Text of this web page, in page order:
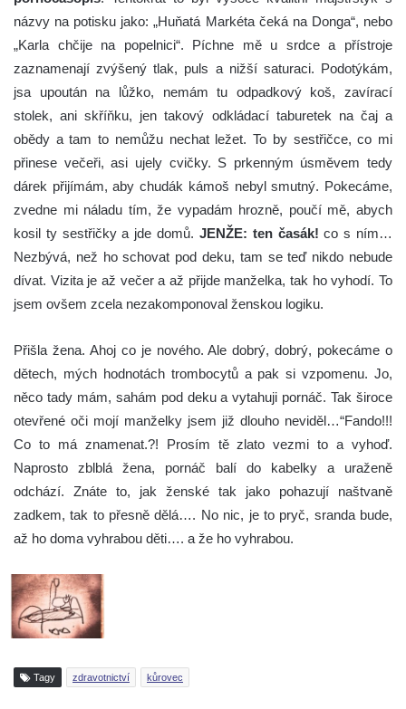
názvy na potisku jako: „Huňatá Markéta čeká na Donga“, nebo
„Karla chčije na popelnici“. Píchne mě u srdce a přístroje
zaznamenají zvýšený tlak, puls a nižší saturaci. Podotýkám,
jsa upoután na lůžko, nemám tu odpadkový koš, zavírací
stolek, ani skříňku, jen takový odkládací taburetek na čaj a
obědy a tam to nemůžu nechat ležet. To by sestřičce, co mi
přinese večeři, asi ujely cvičky. S prkenným úsměvem tedy
dárek přijímám, aby chudák kámoš nebyl smutný. Pokecáme,
zvedne mi náladu tím, že vypadám hrozně, poučí mě, abych
kosil ty sestřičky a jde domů. JENŽE: ten časák! co s ním…
Nezbývá, než ho schovat pod deku, tam se teď nikdo nebude
dívat. Vizita je až večer a až přijde manželka, tak ho vyhodí. To
jsem ovšem zcela nezakomponoval ženskou logiku.
Přišla žena. Ahoj co je nového. Ale dobrý, dobrý, pokecáme o
dětech, mých hodnotách trombocytů a pak si vzpomenu. Jo,
něco tady mám, sahám pod deku a vytahuji pornáč. Tak široce
otevřené oči mojí manželky jsem již dlouho neviděl…“Fando!!!
Co to má znamenat.?! Prosím tě zlato vezmi to a vyhoď.
Naprosto zblblá žena, pornáč balí do kabelky a uraženě
odchází. Znáte to, jak ženské tak jako pohazují naštvaně
zadkem, tak to přesně dělá…. No nic, je to pryč, sranda bude,
až ho doma vyhrabou děti…. a že ho vyhrabou.
Tagy zdravotnictví kůrovec